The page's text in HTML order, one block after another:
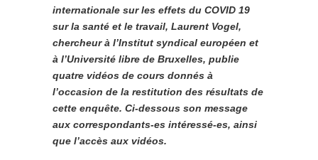
internationale sur les effets du COVID 19
sur la santé et le travail, Laurent Vogel,
chercheur à l’Institut syndical européen et
à l’Université libre de Bruxelles, publie
quatre vidéos de cours donnés à
l’occasion de la restitution des résultats de
cette enquête. Ci-dessous son message
aux correspondants-es intéressé-es, ainsi
que l’accès aux vidéos.